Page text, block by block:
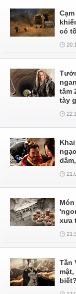
có
tâm
tày
xưa
Tần
biết?